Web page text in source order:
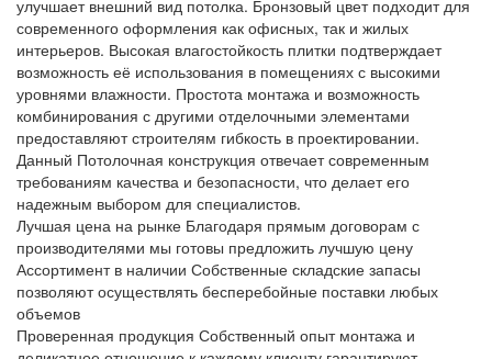
улучшает внешний вид потолка. Бронзовый цвет подходит для
современного оформления как офисных, так и жилых
интерьеров. Высокая влагостойкость плитки подтверждает
возможность её использования в помещениях с высокими
уровнями влажности. Простота монтажа и возможность
комбинирования с другими отделочными элементами
предоставляют строителям гибкость в проектировании.
Данный Потолочная конструкция отвечает современным
требованиям качества и безопасности, что делает его
надежным выбором для специалистов.
Лучшая цена на рынке Благодаря прямым договорам с
производителями мы готовы предложить лучшую цену
Ассортимент в наличии Собственные складские запасы
позволяют осуществлять бесперебойные поставки любых
объемов
Проверенная продукция Собственный опыт монтажа и